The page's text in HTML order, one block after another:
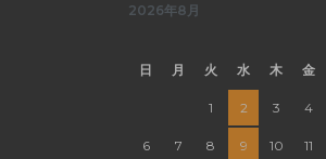
2026年8月
日 月 火 水 木 金
1 2 3 4
6 7 8 9 10 11